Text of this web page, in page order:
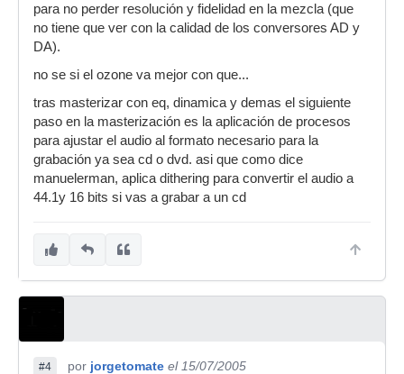
para no perder resolución y fidelidad en la mezcla (que
no tiene que ver con la calidad de los conversores AD y
DA).
no se si el ozone va mejor con que...
tras masterizar con eq, dinamica y demas el siguiente
paso en la masterización es la aplicación de procesos
para ajustar el audio al formato necesario para la
grabación ya sea cd o dvd. asi que como dice
manuelerman, aplica dithering para convertir el audio a
44.1y 16 bits si vas a grabar a un cd
#4 por jorgetomate el 15/07/2005